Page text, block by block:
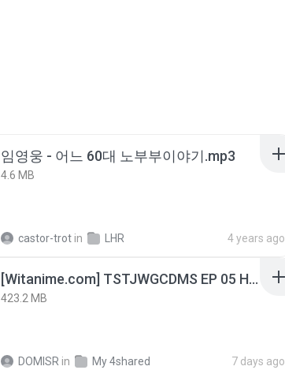
임영웅 - 어느 60대 노부부이야기.mp3
4.6 MB
castor-trot in LHR 4 years ago
[Witanime.com] TSTJWGCDMS EP 05 HD.mp4
423.2 MB
DOMISR in My 4shared 7 days ago